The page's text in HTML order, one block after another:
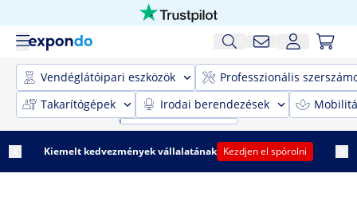
Vendéglátóipari eszközök
Professzionális
Takarítógépek
Irodai berendezések
Kiemelt kedvezmények vállalatának Kezdjen el spórolni